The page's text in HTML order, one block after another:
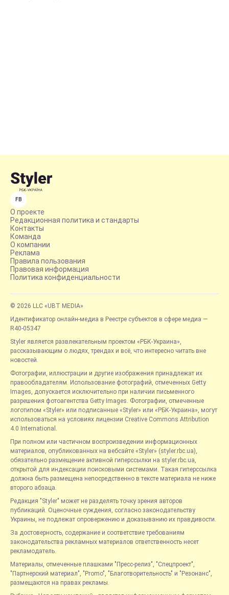
FB
О проекте
Редакционная политика и стандарты
Контакты
Команда
О компании
Реклама
Правила пользования
Правовая информация
Политика конфиденциальности
© 2026 LLC «UBT MEDIA»
Идентификатор онлайн-медиа в Реестре субъектов в сфере медиа —
R40-05347
Styler является развлекательным проектом «РБК-Украина»,
рассказывающим о людях, трендах и всё, что интересно читать вне
новостей.
Фотографии, иллюстрации и другие изображения принадлежат их
правообладателям. Использование фотографий, отмеченных Getty
Images, допускается исключительно при наличии письменного
разрешения фотоагентства Getty Images. Фотографии, отмеченные
логотипом «Styler» или подписанные «Styler» или «РБК-Украина», могут
использоваться на условиях лицензии Creative Commons Attribution
4.0 International.
При полном или частичном воспроизведении информационных
материалов, опубликованных на вебсайте «Styler» (styler.rbc.ua),
обязательно размещение активной гиперссылки на styler.rbc.ua,
открытой для индексации поисковыми системами. Такая гиперссылка
должна быть размещена непосредственно в тексте материала не ниже
второго абзаца.
Редакция "Styler" может не разделять точку зрения авторов
публикаций. Оценочные суждения, согласно законодательству
Украины, не подлежат опровержению и доказыванию их правдивости.
За достоверность, содержание и соответствие требованиям
законодательства рекламных материалов ответственность несет
рекламодатель.
Материалы, отмеченные плашками "Пресс-релиз", "Спецпроект",
"Партнерский материал", "Promo", "Благотворительность" и "Резонанс",
размещаются на правах рекламы.